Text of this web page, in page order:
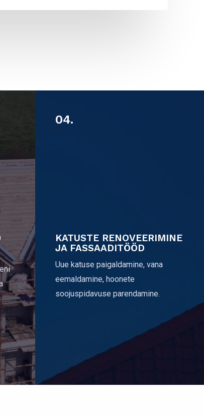
04.
KATUSTE RENOVEERIMINE
JA FASSAADITÖÖD
Uue katuse paigaldamine, vana
eemaldamine, hoonete
soojuspidavuse parendamine.